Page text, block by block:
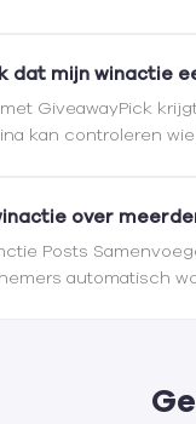
dat mijn winactie
GiveawayPick
kan controleren
over
Posts
automatisch